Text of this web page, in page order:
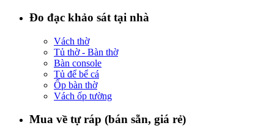
Đo đạc khảo sát tại nhà
Vách thờ
Tủ thờ - Bàn thờ
Bàn console
Tủ để bể cá
Ốp bàn thờ
Vách ốp tường
Mua về tự ráp (bán sẵn, giá rẻ)